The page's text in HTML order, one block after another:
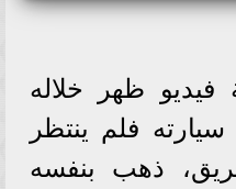
فيديو ظهر خلاله
فلم ينتظر
ذهب بنفسه